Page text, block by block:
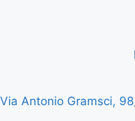
Via Antonio Gramsci,